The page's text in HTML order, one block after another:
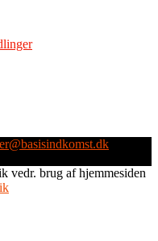
vedr. brug af hjemmesiden